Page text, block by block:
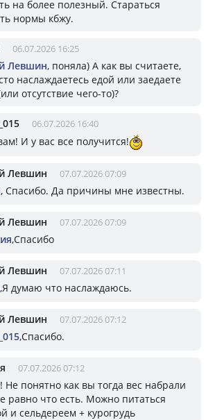
на более полезный. Стараться
нормы кбжу.
06.07.2026 16:25
Левшин, поняла) А как вы считаете,
наслаждаетесь едой или заедаете
отсутствие чего-то)?
06.07.2026 16:40
И у вас все получится!
Левшин 07.07.2026 07:09
, Спасибо. Да причины мне известны.
Левшин 07.07.2026 07:09
,Спасибо
Левшин 07.07.2026 07:11
,Я думаю что наслаждаюсь.
Левшин 07.07.2026 07:12
,Спасибо.
07.07.2026 07:12
Не понятно как вы тогда вес набрали
равно что есть. Можно питаться
и сельдереем + курогрудь